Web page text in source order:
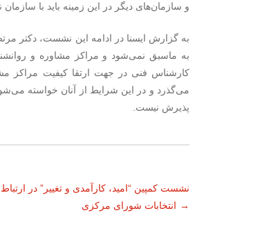
و سازمان‌های دیگر در این زمینه باید با
به گزارش ایسنا در ادامه این نشست، دکتر
به ماسبق نمی‌شود و مراکز مشاوره و
می‌گذرد و در این شرایط از آنان خواسته
پذیرش نیست.
ناوبری
نشست کمپین “امید، کارآمدی و تغییر” در
انتخابات شورای مرکزی →